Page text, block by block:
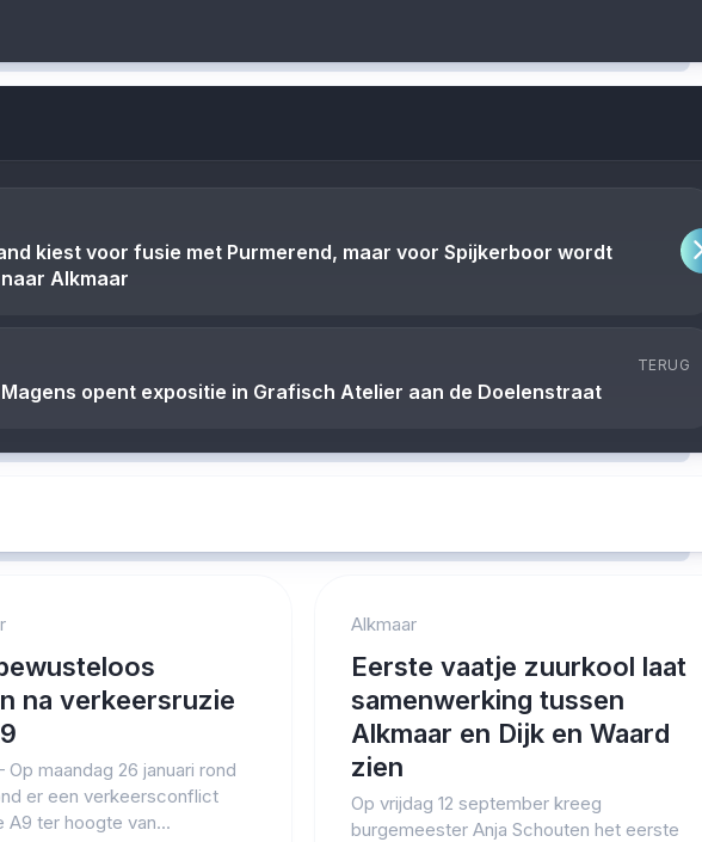
kiest voor fusie met Purmerend, maar voor Spijkerboor wordt
Alkmaar
TERUG
opent expositie in Grafisch Atelier aan de Doelenstraat
na verkeersruzie
Op maandag 26 januari rond
er een verkeersconflict
A9 ter hoogte van...
Alkmaar
Eerste vaatje zuurkool laat
samenwerking tussen
Alkmaar en Dijk en Waard
zien
Op vrijdag 12 september kreeg
burgemeester Anja Schouten het eerste